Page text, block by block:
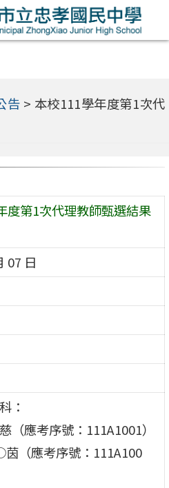
告 > 本校111學年度第1次代
度第1次代理教師甄選結果
07 日
：
（應考序號：111A1001）
（應考序號：111A100